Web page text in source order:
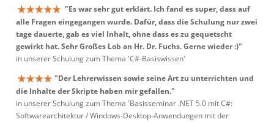
"Es war sehr gut erklärt. Ich fand es super, dass auf
alle Fragen eingegangen wurde. Dafür, dass die Schulung nur zwei
tage dauerte, gab es viel Inhalt, ohne dass es zu gequetscht
gewirkt hat. Sehr Großes Lob an Hr. Dr. Fuchs. Gerne wieder :)"
in unserer Schulung zum Thema 'C#-Basiswissen'
"Der Lehrerwissen sowie seine Art zu unterrichten und
die Inhalte der Skripte haben mir gefallen."
in unserer Schulung zum Thema 'Basisseminar .NET 5.0 mit C#:
Softwarearchitektur / Windows-Desktop-Anwendungen mit der